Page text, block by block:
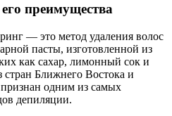
преимущества
— это метод удаления волос
пасты, изготовленной из
как сахар, лимонный сок и
Ближнего Востока и
одним из самых
депиляции.